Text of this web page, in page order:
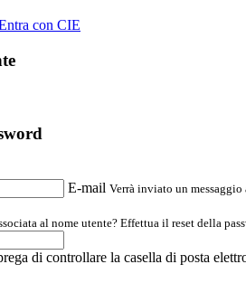
con CIE
E-mail Verrà inviato un
al nome utente? Effettua il reset della
di controllare la casella di posta